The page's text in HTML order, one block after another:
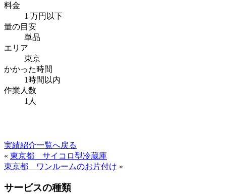
料金
1 万円以下
量の目安
単品
エリア
東京
かかった時間
1時間以内
作業人数
1人
実績紹介一覧へ戻る
« 東京都 サイコロ型冷蔵庫
東京都 ワンルームのお片付け »
サービスの種類